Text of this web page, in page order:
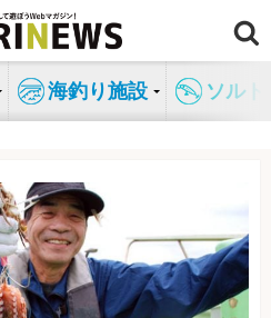
海釣り施設 ソル